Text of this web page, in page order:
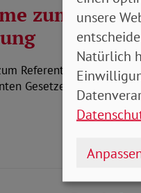
zum
Referentenentwurf
Gesetzes zur
unsere
Natürlich